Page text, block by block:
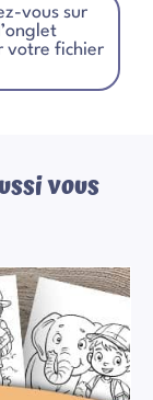
vous sur
votre fichier
vous